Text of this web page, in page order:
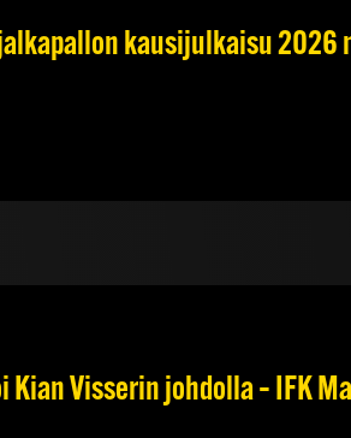
kausijulkaisu 2026
Kian Visserin johdolla – IFK